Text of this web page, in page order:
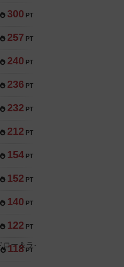
300 PT
257 PT
240 PT
236 PT
232 PT
212 PT
154 PT
152 PT
140 PT
122 PT
118 PT